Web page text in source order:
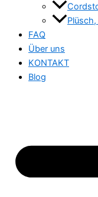
FAQ
Über uns
KONTAKT
Blog